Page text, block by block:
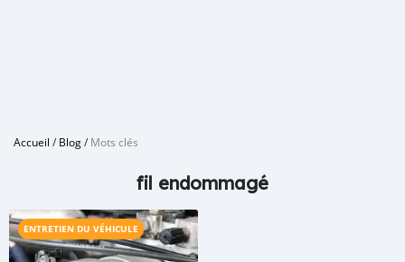
Accueil /Blog/Mots clés
fil endommagé
ENTRETIEN DU VÉHICULE